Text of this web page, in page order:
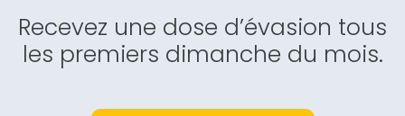
Recevez une dose d’évasion tous
les premiers dimanche du mois.